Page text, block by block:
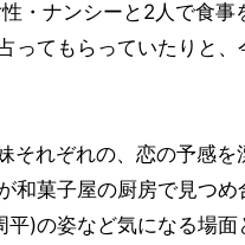
・ナンシーと2人で食
ってもらっていたりと
それぞれの、恋の予感
和菓子屋の厨房で見つ
)の姿など気になる場面